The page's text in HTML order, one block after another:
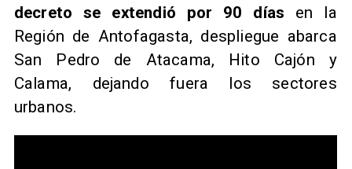
decreto se extendió por 90 días en la
Región de Antofagasta, despliegue abarca
San Pedro de Atacama, Hito Cajón y
Calama, dejando fuera los sectores
urbanos.